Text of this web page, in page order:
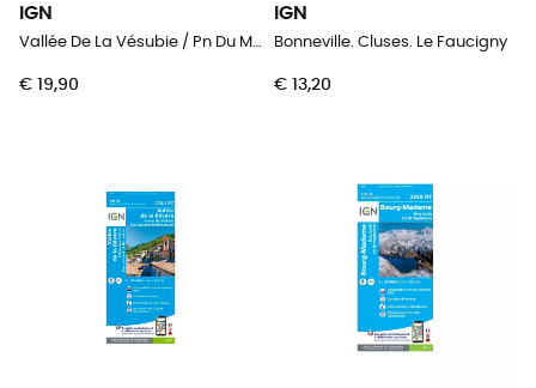
IGN
Vallée De La Vésubie / Pn Du Mercantour
€ 19,90
IGN
Bonneville. Cluses. Le Faucigny
€ 13,20